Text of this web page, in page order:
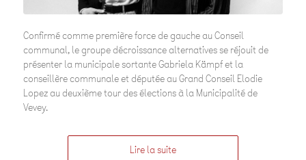
Confirmé comme première force de gauche au Conseil
communal, le groupe décroissance alternatives se réjouit de
présenter la municipale sortante Gabriela Kämpf et la
conseillère communale et députée au Grand Conseil Elodie
Lopez au deuxième tour des élections à la Municipalité de
Vevey.
Lire la suite